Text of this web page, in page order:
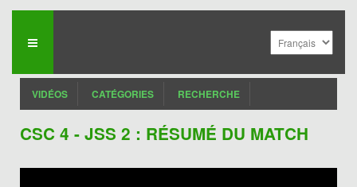
VIDÉOS CATÉGORIES RECHERCHE
CSC 4 - JSS 2 : RÉSUMÉ DU MATCH